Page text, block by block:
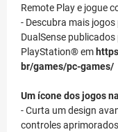
Remote Play e jogue
- Descubra mais
DualSense publicados
PlayStation® em
br/games/pc-games/
Um ícone dos jogos
- Curta um design
controles